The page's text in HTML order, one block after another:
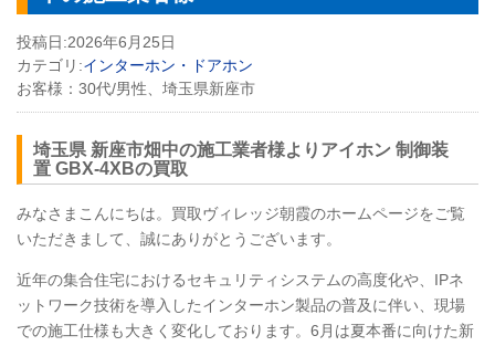
投稿日:2026年6月25日
カテゴリ:インターホン・ドアホン
お客様： 30代/男性、埼玉県新座市
埼玉県 新座市畑中の施工業者様よりアイホン 制御装
置 GBX-4XBの買取
みなさまこんにちは。買取ヴィレッジ朝霞のホームページをご覧
いただきまして、誠にありがとうございます。
近年の集合住宅におけるセキュリティシステムの高度化や、IPネ
ットワーク技術を導入したインターホン製品の普及に伴い、現場
での施工仕様も大きく変化しております。6月は夏本番に向けた新